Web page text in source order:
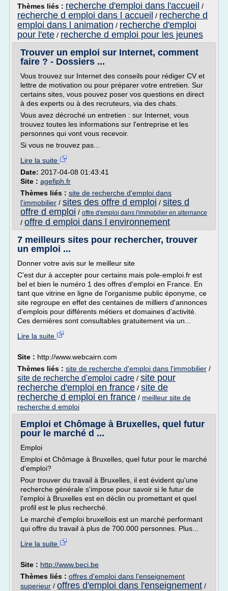
Thèmes liés : recherche d'emploi dans l'accueil /
recherche d emploi dans l accueil / recherche d
emploi dans l animation / recherche d'emploi
pour l'ete / recherche d emploi pour les jeunes
Trouver un emploi sur Internet, comment
faire ? - Dossiers ...
Vous trouvez sur Internet des conseils pour rédiger CV et
lettre de motivation ou pour préparer votre entretien. Sur
certains sites, vous pouvez poser vos questions en direct
à des experts ou à des recruteurs, via des chats.
Vous avez décroché un entretien : sur Internet, vous
trouvez toutes les informations sur l'entreprise et les
personnes qui vont vous recevoir.
Si vous ne trouvez pas...
Lire la suite
Date: 2017-04-08 01:43:41
Site : agefiph.fr
Thèmes liés : site de recherche d'emploi dans
l'immobilier / sites des offre d emploi / sites d
offre d emploi / offre d'emploi dans l'immobilier en alternance
/ offre d emploi dans l environnement
7 meilleurs sites pour rechercher, trouver
un emploi ...
Donner votre avis sur le meilleur site
C'est dur à accepter pour certains mais pole-emploi.fr est
bel et bien le numéro 1 des offres d'emploi en France. En
tant que vitrine en ligne de l'organisme public éponyme, ce
site regroupe en effet des centaines de milliers d'annonces
d'emplois pour différents métiers et domaines d'activité.
Ces dernières sont consultables gratuitement via un...
Lire la suite
Site : http://www.webcairn.com
Thèmes liés : site de recherche d'emploi dans l'immobilier /
site de recherche d'emploi cadre / site pour
recherche d'emploi en france / site de
recherche d emploi en france / meilleur site de
recherche d emploi
Emploi et Chômage à Bruxelles, quel futur
pour le marché d ...
Emploi
Emploi et Chômage à Bruxelles, quel futur pour le marché
d'emploi?
Pour trouver du travail à Bruxelles, il est évident qu'une
recherche générale s'impose pour savoir si le futur de
l'emploi à Bruxelles est en déclin ou promettant et quel
profil est le plus recherché.
Le marché d'emploi bruxellois est un marché performant
qui offre du travail à plus de 700.000 personnes. Plus...
Lire la suite
Site : http://www.beci.be
Thèmes liés : offres d'emploi dans l'enseignement
superieur / offres d'emploi dans l'enseignement /